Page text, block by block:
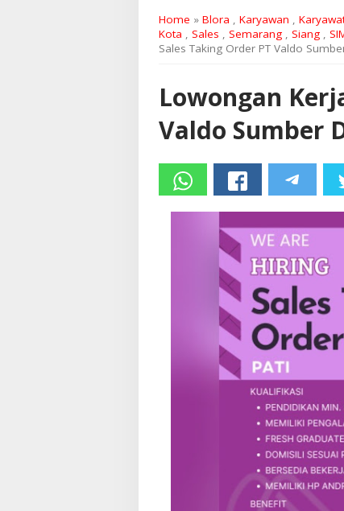
Home » Blora , Karyawan ,
Kota , Sales , Semarang , Siang ,
Sales Taking Order PT Valdo
Lowongan
Valdo Sumber